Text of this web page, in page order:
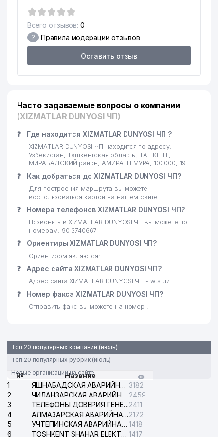
19 ART PRESS CO., LTD. ООО
ГОСУДАРСТВЕННЫЙ
АКАДЕМИЧЕСКИЙ РУССКИЙ
ДРАМАТИЧЕСКИЙ ТЕАТР
ДИРЕКЦИЯ
ХУДОЖЕСТВЕННЫХ
ХУДОЖЕСТВ РЕСПУБЛИКИ
22 DEM-DELUX ООО 348 м
LEGAL EXPERT АДВОКАТСКАЯ
ФИРМА
24
UNIVERSAL-PRESS-MEDIA
363 м
DORI-DARMON HCP ООО
26
ШАРК ИЗДАТЕЛЬСКО-
ПОЛИГРАФИЧЕСКАЯ
377 м
27
НАЦИОНАЛЬНОЕ
АГЕНТСТВО УЗБЕКИСТАНА
28
ГОСУДАРСТВЕННЫЙ МУЗЕЙ
ИСТОРИИ УЗБЕКИСТАНА
GLOBAL PASSERVIS СП ООО
ДОРИ-ДАРМОН АПТЕКА № 1
АК
MIRZO BOBUR ООО
KAN-SERVIS ООО
Всего отзывов: 0
? Правила модерации отзывов
Оставить отзыв
Часто задаваемые вопросы о компании
(XIZMATLAR DUNYOSI ЧП)
❓ Где находится XIZMATLAR DUNYOSI ЧП ?
XIZMATLAR DUNYOSI ЧП находится по адресу:
Узбекистан, Ташкентская область, ТАШКЕНТ,
МИРАБАДСКИЙ район, АМИРА ТЕМУРА, 100000, 19
❓ Как добраться до XIZMATLAR DUNYOSI ЧП?
Для построения маршрута вы можете
воспользоваться картой на нашем сайте
❓ Номера телефонов XIZMATLAR DUNYOSI ЧП?
Позвонить в XIZMATLAR DUNYOSI ЧП вы можете по
номерам: 90 3740667
❓ Ориентиры XIZMATLAR DUNYOSI ЧП?
Ориентиром являются:
❓ Адрес сайта XIZMATLAR DUNYOSI ЧП?
Адрес сайта XIZMATLAR DUNYOSI ЧП - wts.uz
❓ Номер факса XIZMATLAR DUNYOSI ЧП?
Отправить факс вы можете на номер .
Топ 20 популярных компаний (июль)
Топ 20 популярных рубрик (июль)
Новые организации на сайте
№
Назвние
1
ЯШНАБАДСКАЯ АВАРИЙНАЯ СЛУЖБА ЭЛЕКТРОСЕТИ 3182
2
ЧИЛАНЗАРСКАЯ АВАРИЙНАЯ СЛУЖБА ЭЛЕКТРОСЕТИ 2459
3
ТЕЛЕФОНЫ ДОВЕРИЯ ГЕНЕРАЛЬНОЙ ПРОКУРАТУРЫ РЕСПУБЛИКИ УЗБЕКИСТАН2411
4
АЛМАЗАРСКАЯ АВАРИЙНАЯ СЛУЖБА ЭЛЕКТРОСЕТИ2172
5
УЧТЕПИНСКАЯ АВАРИЙНАЯ СЛУЖБА ЭЛЕКТРОСЕТИ 1418
6
TOSHKENT SHAHAR ELEKTR TARMOQLARI KORXONASI АО 1417